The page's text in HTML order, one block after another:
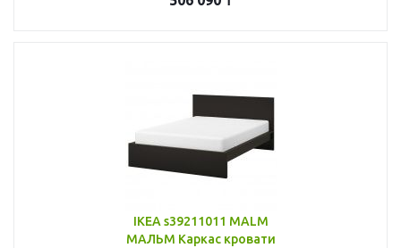
IKEA s39211011 MALM
МАЛЬМ Каркас кровати